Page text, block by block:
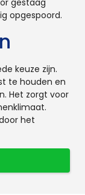
opgespoord.
keuze zijn.
te houden en
Het zorgt voor
het